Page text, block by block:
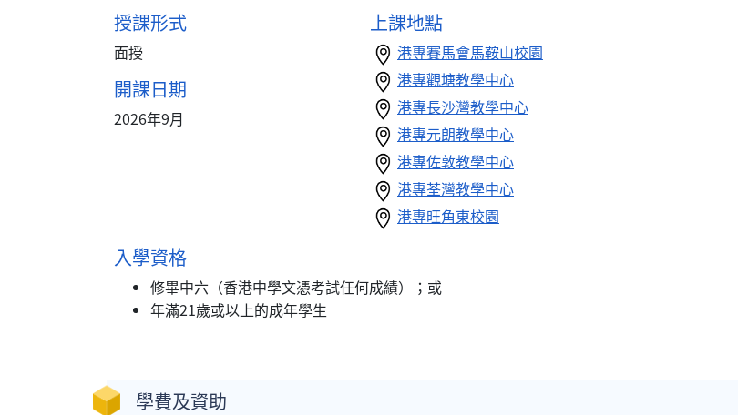
授課形式
面授
開課日期
2026年9月
上課地點
港專賽馬會馬鞍山校園
港專觀塘教學中心
港專長沙灣教學中心
港專元朗教學中心
港專佐敦教學中心
港專荃灣教學中心
港專旺角東校園
入學資格
修畢中六（香港中學文憑考試任何成績）；或
年滿21歲或以上的成年學生
學費及資助